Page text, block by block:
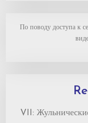
По поводу доступа к
VII: